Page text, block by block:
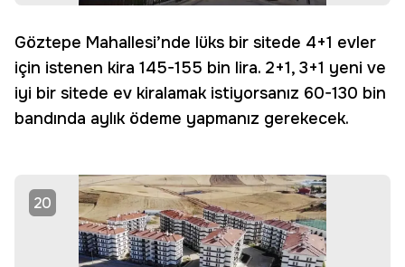
Göztepe Mahallesi’nde lüks bir sitede 4+1 evler
için istenen kira 145-155 bin lira. 2+1, 3+1 yeni ve
iyi bir sitede ev kiralamak istiyorsanız 60-130 bin
bandında aylık ödeme yapmanız gerekecek.
20